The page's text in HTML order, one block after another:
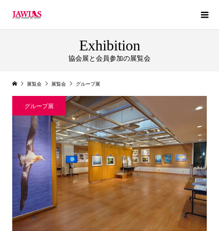
Exhibition
協会展と会員参加の展覧会
展覧会 展覧会 グループ展
グループ展